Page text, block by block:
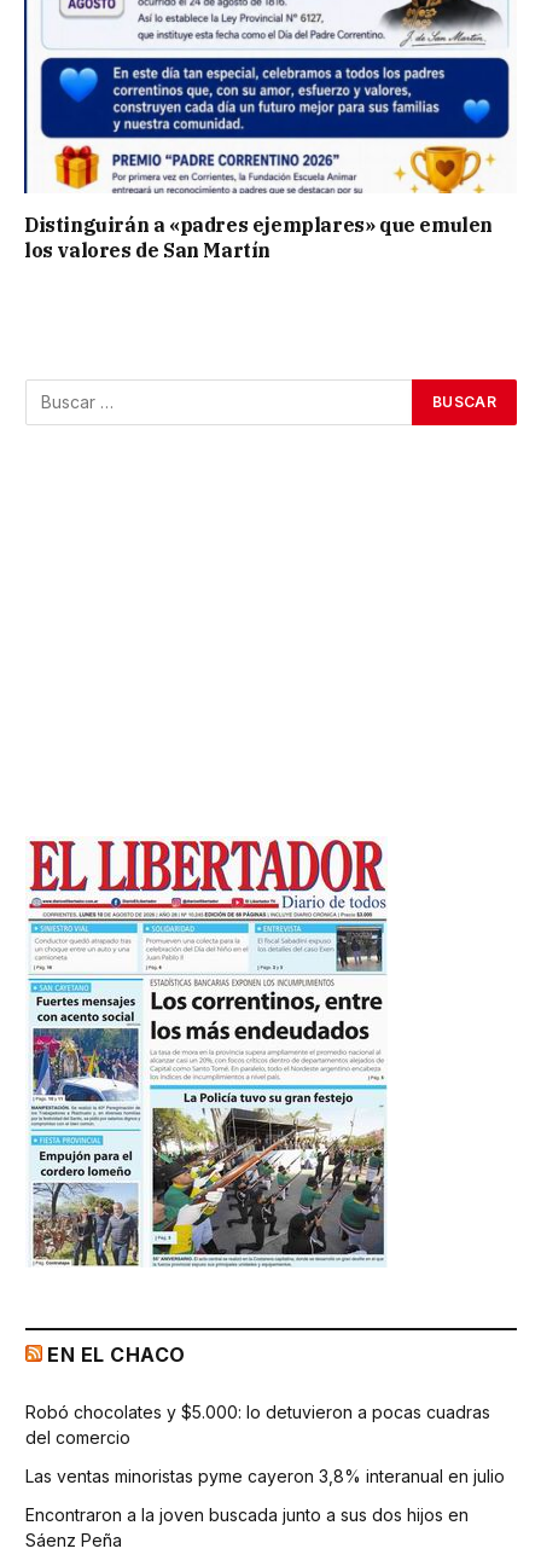
Distinguirán a «padres ejemplares» que emulen
los valores de San Martín
EN EL CHACO
Robó chocolates y $5.000: lo detuvieron a pocas cuadras
del comercio
Las ventas minoristas pyme cayeron 3,8% interanual en julio
Encontraron a la joven buscada junto a sus dos hijos en
Sáenz Peña